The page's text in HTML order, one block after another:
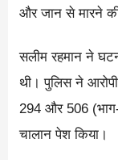
और जान से मारने
सलीम रहमान ने
थी। पुलिस ने
294 और 506
चालान पेश किया।